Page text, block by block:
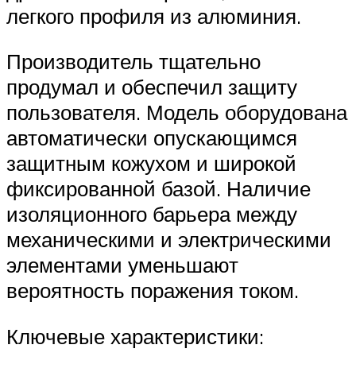
легкого профиля из алюминия.
Производитель тщательно
продумал и обеспечил защиту
пользователя. Модель оборудована
автоматически опускающимся
защитным кожухом и широкой
фиксированной базой. Наличие
изоляционного барьера между
механическими и электрическими
элементами уменьшают
вероятность поражения током.
Ключевые характеристики: